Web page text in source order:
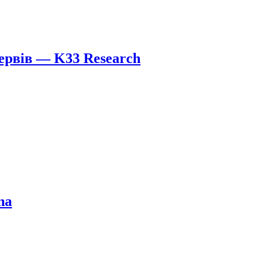
— K33 Research